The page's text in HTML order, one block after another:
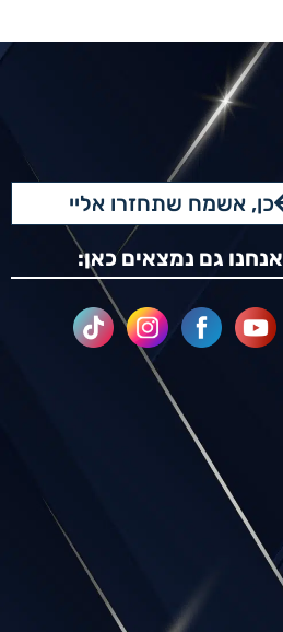
כן, אשמח שתחזרו אליי
אנחנו גם נמצאים כאן: